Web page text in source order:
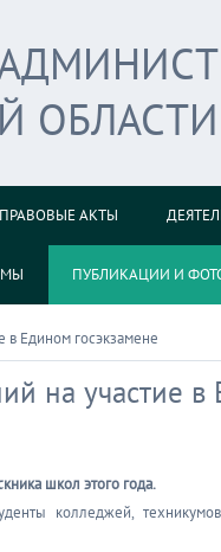
ОБЛАСТИ
АКТЫ
ПУБЛИКАЦИИ И
в Едином госэкзамене
на участие
школ этого года.
колледжей,